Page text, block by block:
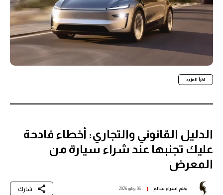
اقرأ المزيد
الدليل القانوني والتجاري: أخطاء فادحة
عليك تجنبها عند شراء سيارة من
المعرض
بقلم اسراء سالم 05 يوليو 2026 شارك